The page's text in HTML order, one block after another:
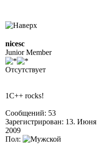
nicesc
Junior Member
Отсутствует
1C++ rocks!
Сообщений: 53
Зарегистрирован: 13. Июня
2009
Пол: